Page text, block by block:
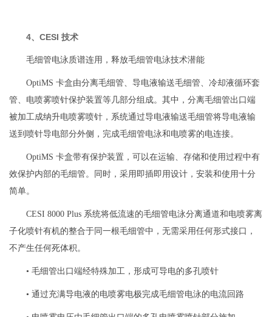
4、CESI 技术
毛细管电泳质谱连用，释放毛细管电泳技术潜能
OptiMS 卡盒由分离毛细管、导电液输送毛细管、冷却液循环套
管、电喷雾喷针保护装置等几部分组成。其中，分离毛细管出口端
被加工成纳升电喷雾喷针，系统通过导电液输送毛细管将导电液输
送到喷针导电部分外侧，完成毛细管电泳和电喷雾的电连接。
OptiMS 卡盒带有保护装置，可以在运输、存储和使用过程中有
效保护内部的毛细管。同时，采用即插即用设计，安装和使用十分
简单。
CESI 8000 Plus 系统将低流速的毛细管电泳分离通道和电喷雾离
子化喷针有机的整合于同一根毛细管中，无需采用任何形式接口，
不产生任何死体积。
• 毛细管出口端经特殊加工，形成可导电的多孔喷针
• 通过充满导电液的电喷雾电极完成毛细管电泳的电流回路